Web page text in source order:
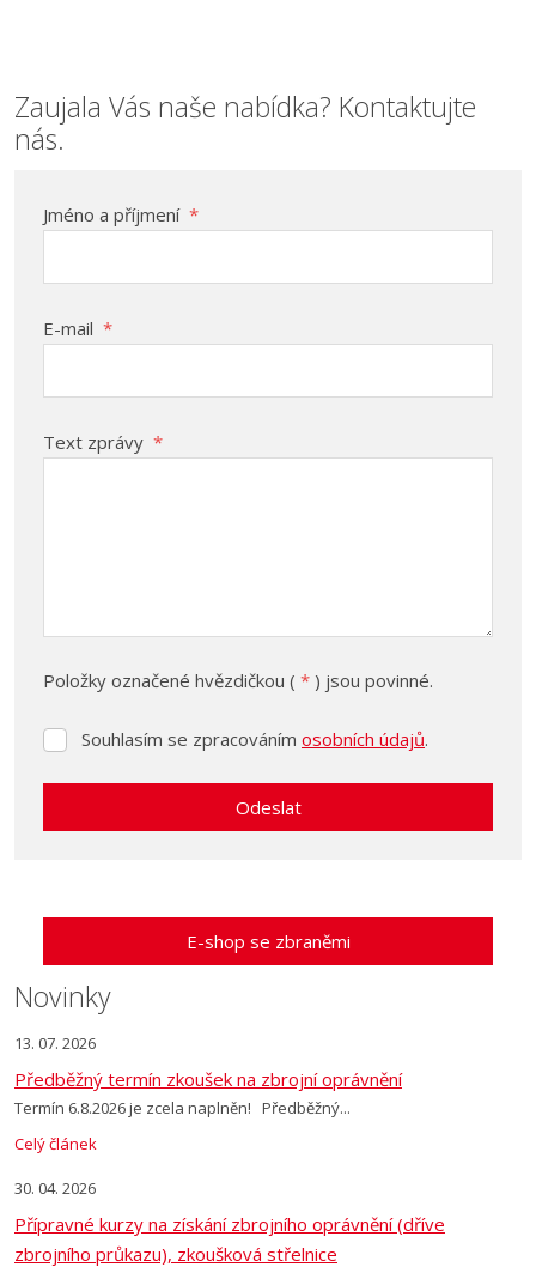
Zaujala Vás naše nabídka? Kontaktujte
nás.
Jméno a příjmení *
E-mail *
Text zprávy *
Položky označené hvězdičkou ( * ) jsou povinné.
Souhlasím
zpracováním
Souhlasím se zpracováním osobních údajů.
Odeslat
nepodařilo
odeslat.
E-shop se zbraněmi
Novinky
13. 07. 2026
Předběžný termín zkoušek na zbrojní oprávnění
Termín 6.8.2026 je zcela naplněn! Předběžný...
Celý článek
30. 04. 2026
Přípravné kurzy na získání zbrojního oprávnění (dříve
zbrojního průkazu), zkoušková střelnice